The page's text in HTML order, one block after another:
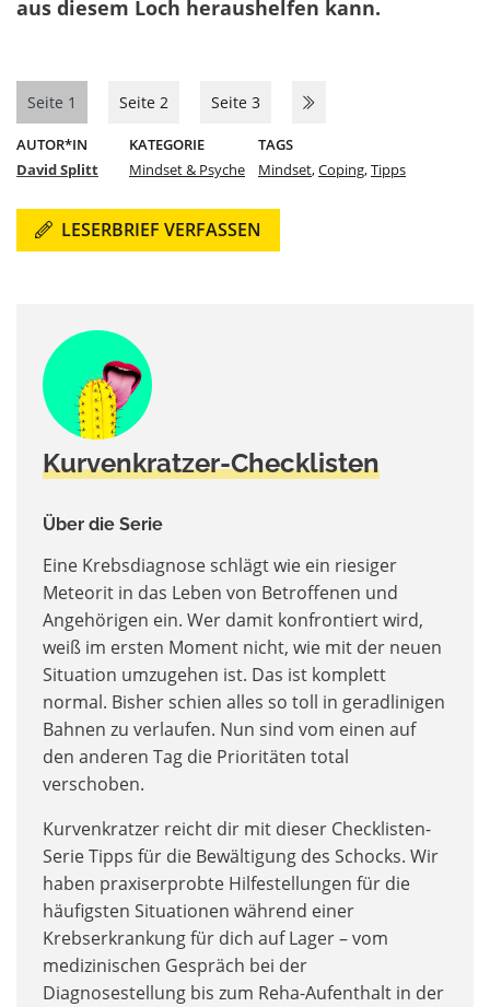
aus diesem Loch heraushelfen kann.
Seite 1 Seite 2 Seite 3
AUTOR*IN
David Splitt
KATEGORIE
Mindset & Psyche
TAGS
Mindset,Coping,Tipps
LESERBRIEF VERFASSEN
Kurvenkratzer-Checklisten
Über die Serie
Eine Krebsdiagnose schlägt wie ein riesiger
Meteorit in das Leben von Betroffenen und
Angehörigen ein. Wer damit konfrontiert wird,
weiß im ersten Moment nicht, wie mit der neuen
Situation umzugehen ist. Das ist komplett
normal. Bisher schien alles so toll in geradlinigen
Bahnen zu verlaufen. Nun sind vom einen auf
den anderen Tag die Prioritäten total
verschoben.
Kurvenkratzer reicht dir mit dieser Checklisten-
Serie Tipps für die Bewältigung des Schocks. Wir
haben praxiserprobte Hilfestellungen für die
häufigsten Situationen während einer
Krebserkrankung für dich auf Lager – vom
medizinischen Gespräch bei der
Diagnosestellung bis zum Reha-Aufenthalt in der